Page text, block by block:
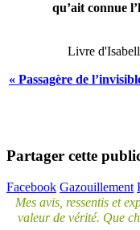
qu’ait connue
Livre
« Passagère de
Partager cette
Facebook Gazouillement
Mes avis, ressentis et
valeur de vérité. Que